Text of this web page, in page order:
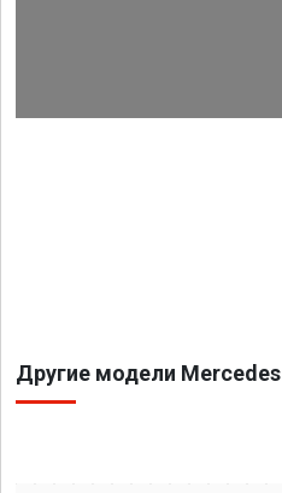
Другие модели Mercedes